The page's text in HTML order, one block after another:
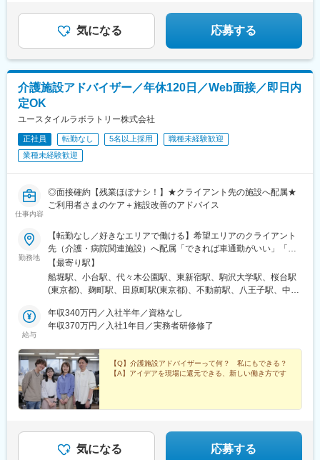
す。
崎駅、北新地駅、大阪梅田駅(阪急線)、西梅田駅、西中島南方駅、
石橋阪大前駅、京都河原町駅、烏丸御池駅、大宮駅(京都府)、京都
駅、東寺駅、桃山御陵前駅、宇治駅(奈良線)、椥辻駅、倉敷市駅、
塚駅(東京都)、赤羽岩淵駅、西早稲田駅、京急蒲田駅、不動前駅、
正門前駅、立川駅、日本大通り駅、静岡駅、第一通り駅、伏見駅
駅、尾頭橋駅、新豊田駅、東梅田駅、中津駅(地下鉄)、福島駅(大
阪府・阪神線)、新大阪駅、祇園四条駅、四条駅(京都市営)、四条
駅、千葉中央駅、東中山駅、後楽園駅、神田駅(東京都)、西日暮里
駅、下板橋駅、大塚駅前駅、学習院下駅、大崎広小路駅、虎ノ門
浜松駅、国際センター駅、名古屋駅、栄駅(愛知県)、西一宮駅、大
阪梅田駅(阪神線)、中津駅(大阪府・阪急線)、渡辺橋駅、南方駅(大
阪府)、清水五条駅、烏丸駅、十条駅(京都府・近鉄線)、桃山駅、
猿猴橋町駅、的場町駅、横川一丁目駅、県庁前駅(広島県)、九品寺
交差点駅
気になる 応募する
介護施設アドバイザー／年休120日／Web面接／即日内
定OK
ユースタイルラボラトリー株式会社
正社員 転勤なし 5名以上採用
職種未経験歓迎
業種未経験歓迎
仕事内容
◎面接確約【残業ほぼナシ！】★クライアント先の施設へ配属★
ご利用者さまのケア＋施設改善のアドバイス
勤務地
【転勤なし／好きなエリアで働ける】希望エリアのクライアント
先（介護・病院関連施設）へ配属「できれば車通勤がいい」「未
経験なので先輩スタッフと一緒に働きたい」等ご相談ください！
━━【配属エリア】━━＜1＞北海道・東北／北海道、岩手※、宮
城、福島＜2＞北関東／茨城、栃木、群馬＜3＞首都圏／東京、神
岡、岐阜＜6＞関西／大阪、京都、兵庫、和歌山、奈良※＜7＞中
四国／広島※、岡山※＜8＞九州／福岡、熊本※、長崎※、大分※、鹿
長期的に築くことができます！（※印のエリアは経験者のみ採用中
です）☆勤務地住所は一例となります。━━【転居希望者向けの
働き方も】━━将来的に地元を離れたい方は、半年ほど地元勤務
後、東京神奈川など首都圏への転勤も可能！移住支援制度（費用
会社負担）もあり、早期キャリアアップも見込めます！
【最寄り駅】
船堀駅、小台駅、代々木公園駅、東新宿駅、駒沢大学駅、桜台駅
(東京都)、麹町駅、田原町駅(東京都)、不動前駅、八王子駅、中野
駅(函館本線)、新道東駅、西２８丁目駅、郡山駅(福島県)、愛子
駅、北仙台駅、泉中央駅、作並駅、境町駅、高崎駅、東武宇都宮
駅、和光市駅、岩槻駅、志久駅、戸塚安行駅、久喜駅、浜野駅、
六実駅、常盤平駅、みどり台駅、柏駅、小机駅、古淵駅、高座渋
谷駅、横浜駅、辻堂駅、淵野辺駅、いずみ中央駅、越後赤塚駅、
新潟駅、見附駅、名鉄岐阜駅、松本駅、積志駅、東静岡駅、桜橋
駅(静岡県)、小垣江駅、北新川駅、神領駅、名鉄名古屋駅、小野駅
駅、神宮丸太町駅、古市駅(大阪府)、大日駅、門真南駅、瑞光四丁
目駅、星ケ丘駅(大阪府)、城北公園通駅、南巽駅、崇禅寺駅、尼崎
駅(阪神線)、山陽天満駅、加古川駅、新神戸駅、住吉駅(兵庫県・
給与
年収340万円／入社半年／資格なし
年収370万円／入社1年目／実務者研修修了
【Q】介護施設アドバイザーって何？ 私にもできる？
【A】アイデアを現場に還元できる、新しい働き方です
気になる 応募する